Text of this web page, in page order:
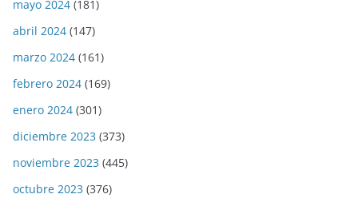
mayo 2024 (181)
abril 2024 (147)
marzo 2024 (161)
febrero 2024 (169)
enero 2024 (301)
diciembre 2023 (373)
noviembre 2023 (445)
octubre 2023 (376)